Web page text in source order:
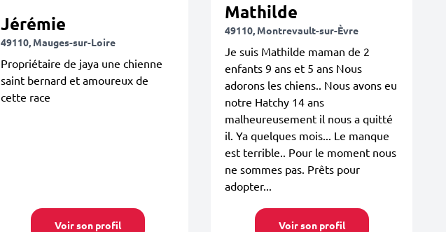
Jérémie
49110, Mauges-sur-Loire
Propriétaire de jaya une chienne
saint bernard et amoureux de
cette race
Voir son profil
Mathilde
49110, Montrevault-sur-Èvre
Je suis Mathilde maman de 2
enfants 9 ans et 5 ans Nous
adorons les chiens.. Nous avons eu
notre Hatchy 14 ans
malheureusement il nous a quitté
il. Ya quelques mois... Le manque
est terrible.. Pour le moment nous
ne sommes pas. Prêts pour
adopter...
Voir son profil